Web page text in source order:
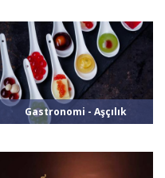
Gastronomi - Aşçılık